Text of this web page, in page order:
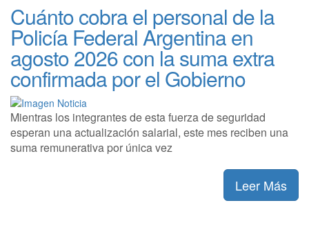
Cuánto cobra el personal de la
Policía Federal Argentina en
agosto 2026 con la suma extra
confirmada por el Gobierno
Mientras los integrantes de esta fuerza de seguridad
esperan una actualización salarial, este mes reciben una
suma remunerativa por única vez
Leer Más